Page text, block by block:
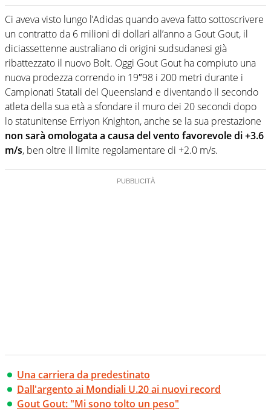
Ci aveva visto lungo l’Adidas quando aveva fatto sottoscrivere
un contratto da 6 milioni di dollari all’anno a Gout Gout, il
diciassettenne australiano di origini sudsudanesi già
ribattezzato il nuovo Bolt. Oggi Gout Gout ha compiuto una
nuova prodezza correndo in 19″98 i 200 metri durante i
Campionati Statali del Queensland e diventando il secondo
atleta della sua età a sfondare il muro dei 20 secondi dopo
lo statunitense Erriyon Knighton, anche se la sua prestazione
non sarà omologata a causa del vento favorevole di +3.6
m/s, ben oltre il limite regolamentare di +2.0 m/s.
Una carriera da predestinato
Dall'argento ai Mondiali U.20 ai nuovi record
Gout Gout: "Mi sono tolto un peso"